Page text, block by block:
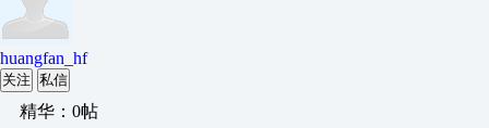
huangfan_hf
关注 私信
精华：0帖